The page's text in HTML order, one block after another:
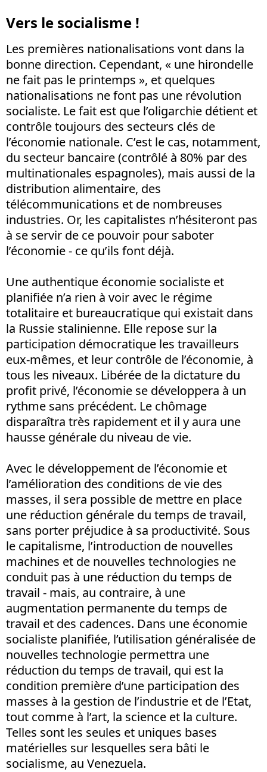
Vers le socialisme !
Les premières nationalisations vont dans la
bonne direction. Cependant, « une hirondelle
ne fait pas le printemps », et quelques
nationalisations ne font pas une révolution
socialiste. Le fait est que l’oligarchie détient et
contrôle toujours des secteurs clés de
l’économie nationale. C’est le cas, notamment,
du secteur bancaire (contrôlé à 80% par des
multinationales espagnoles), mais aussi de la
distribution alimentaire, des
télécommunications et de nombreuses
industries. Or, les capitalistes n’hésiteront pas
à se servir de ce pouvoir pour saboter
l’économie - ce qu’ils font déjà.
Une authentique économie socialiste et
planifiée n’a rien à voir avec le régime
totalitaire et bureaucratique qui existait dans
la Russie stalinienne. Elle repose sur la
participation démocratique les travailleurs
eux-mêmes, et leur contrôle de l’économie, à
tous les niveaux. Libérée de la dictature du
profit privé, l’économie se développera à un
rythme sans précédent. Le chômage
disparaîtra très rapidement et il y aura une
hausse générale du niveau de vie.
Avec le développement de l’économie et
l’amélioration des conditions de vie des
masses, il sera possible de mettre en place
une réduction générale du temps de travail,
sans porter préjudice à sa productivité. Sous
le capitalisme, l’introduction de nouvelles
machines et de nouvelles technologies ne
conduit pas à une réduction du temps de
travail - mais, au contraire, à une
augmentation permanente du temps de
travail et des cadences. Dans une économie
socialiste planifiée, l’utilisation généralisée de
nouvelles technologie permettra une
réduction du temps de travail, qui est la
condition première d’une participation des
masses à la gestion de l’industrie et de l’Etat,
tout comme à l’art, la science et la culture.
Telles sont les seules et uniques bases
matérielles sur lesquelles sera bâti le
socialisme, au Venezuela.